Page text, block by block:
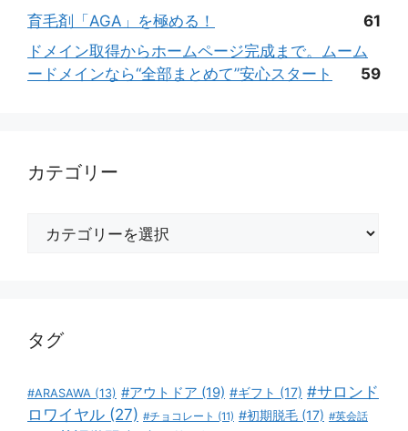
育毛剤「AGA」を極める！
61
ドメイン取得からホームページ完成まで。ムーム
ードメインなら“全部まとめて”安心スタート
59
カテゴリー
タグ
#ARASAWA (13) #アウトドア (19) #ギフト (17) #サロンド
ロワイヤル (27) #チョコレート (11) #初期脱毛 (17) #英会話